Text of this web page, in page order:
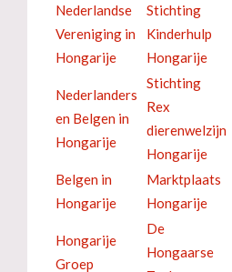
Nederlandse
Vereniging in
Hongarije
Stichting
Kinderhulp
Hongarije
Nederlanders
en Belgen in
Hongarije
Stichting
Rex
dierenwelzijn
Hongarije
Belgen in
Hongarije
Marktplaats
Hongarije
Hongarije
Groep
De
Hongaarse